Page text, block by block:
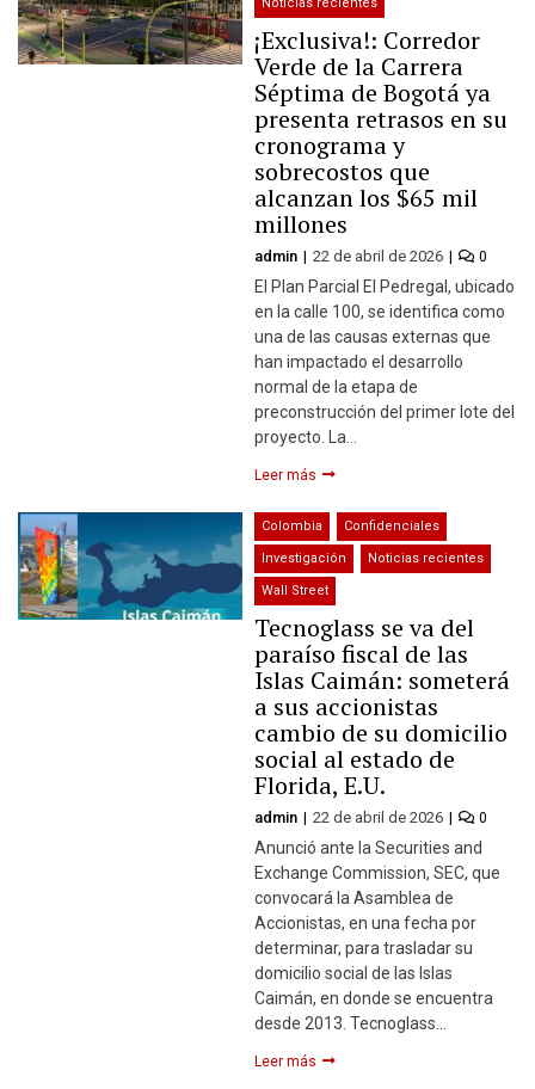
¡Exclusiva!: Corredor
Verde de la Carrera
Séptima de Bogotá ya
presenta retrasos en su
cronograma y
sobrecostos que
alcanzan los $65 mil
millones
admin 22 de abril de 2026 0
El Plan Parcial El Pedregal, ubicado
en la calle 100, se identifica como
una de las causas externas que
han impactado el desarrollo
normal de la etapa de
preconstrucción del primer lote del
proyecto. La…
Leer más
Colombia Confidenciales
Investigación Noticias recientes
Wall Street
Tecnoglass se va del
paraíso fiscal de las
Islas Caimán: someterá
a sus accionistas
cambio de su domicilio
social al estado de
Florida, E.U.
admin 22 de abril de 2026 0
Anunció ante la Securities and
Exchange Commission, SEC, que
convocará la Asamblea de
Accionistas, en una fecha por
determinar, para trasladar su
domicilio social de las Islas
Caimán, en donde se encuentra
desde 2013. Tecnoglass…
Leer más